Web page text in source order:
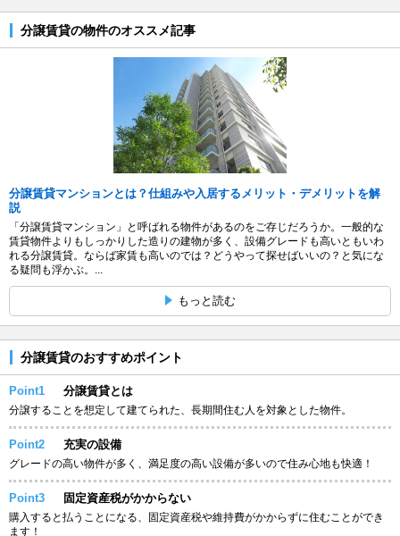
分譲賃貸の物件のオススメ記事
分譲賃貸マンションとは？仕組みや入居するメリット・デメリットを解
説
「分譲賃貸マンション」と呼ばれる物件があるのをご存じだろうか。一般的な
賃貸物件よりもしっかりした造りの建物が多く、設備グレードも高いともいわ
れる分譲賃貸。ならば家賃も高いのでは？どうやって探せばいいの？と気にな
る疑問も浮かぶ。...
もっと読む
分譲賃貸のおすすめポイント
Point1 分譲賃貸とは
分譲することを想定して建てられた、長期間住む人を対象とした物件。
Point2 充実の設備
グレードの高い物件が多く、満足度の高い設備が多いので住み心地も快適！
Point3 固定資産税がかからない
購入すると払うことになる、固定資産税や維持費がかからずに住むことができ
ます！